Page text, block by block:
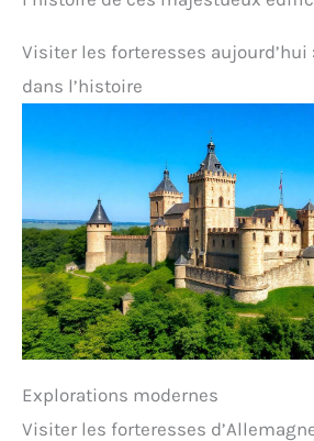
Visiter les forteresses
dans l’histoire
Explorations modernes
Visiter les forteresses